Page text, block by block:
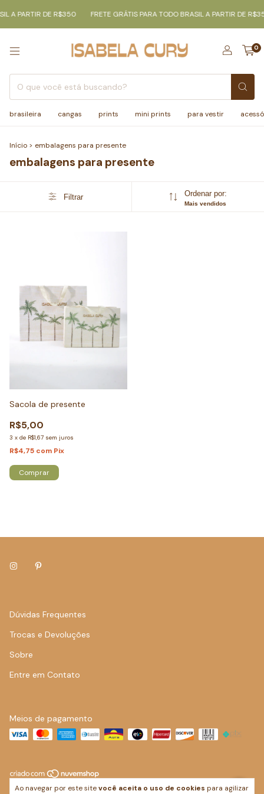
A PARTIR DE R$350 FRETE GRÁTIS PARA TODO BRASIL A PARTIR DE
0
brasileira cangas prints mini prints para vestir
Ao navegar por este sitevocê aceita o uso de cookies para agilizar
Início > embalagens para presente
embalagens para presente
Filtrar Ordenar por:
Mais vendidos
Sacola de presente
R$5,00
3 x de R$1,67 sem juros
R$4,75 com Pix
Dúvidas Frequentes
Trocas e Devoluções
Sobre
Entre em Contato
Meios de pagamento
Copyright Isabela Cury Artes Visuais LTDA - 40649260000107 - 2026.